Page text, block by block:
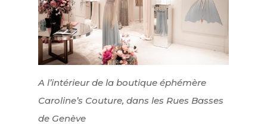
A l’intérieur de la boutique éphémère
Caroline’s Couture, dans les Rues Basses
de Genève